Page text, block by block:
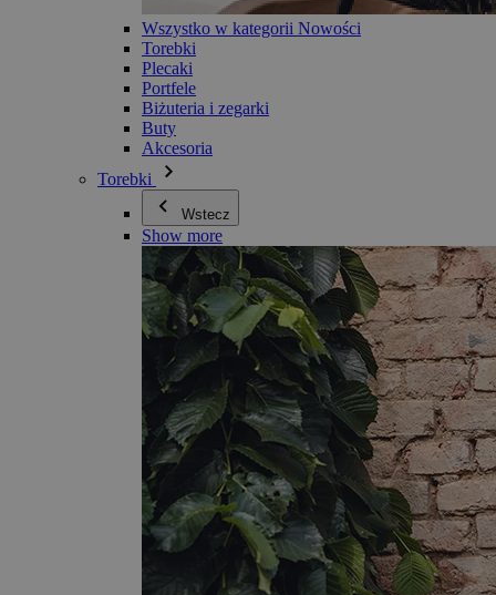
Wszystko w kategorii Nowości
Torebki
Plecaki
Portfele
Biżuteria i zegarki
Buty
Akcesoria
Torebki
Wstecz
Show more